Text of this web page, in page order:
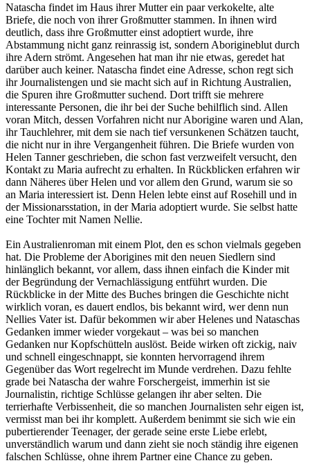
Natascha findet im Haus ihrer Mutter ein paar verkokelte, alte
Briefe, die noch von ihrer Großmutter stammen. In ihnen wird
deutlich, dass ihre Großmutter einst adoptiert wurde, ihre
Abstammung nicht ganz reinrassig ist, sondern Aborigineblut durch
ihre Adern strömt. Angesehen hat man ihr nie etwas, geredet hat
darüber auch keiner. Natascha findet eine Adresse, schon regt sich
ihr Journalistengen und sie macht sich auf in Richtung Australien,
die Spuren ihre Großmutter suchend. Dort trifft sie mehrere
interessante Personen, die ihr bei der Suche behilflich sind. Allen
voran Mitch, dessen Vorfahren nicht nur Aborigine waren und Alan,
ihr Tauchlehrer, mit dem sie nach tief versunkenen Schätzen taucht,
die nicht nur in ihre Vergangenheit führen. Die Briefe wurden von
Helen Tanner geschrieben, die schon fast verzweifelt versucht, den
Kontakt zu Maria aufrecht zu erhalten. In Rückblicken erfahren wir
dann Näheres über Helen und vor allem den Grund, warum sie so
an Maria interessiert ist. Denn Helen lebte einst auf Rosehill und in
der Missionarsstation, in der Maria adoptiert wurde. Sie selbst hatte
eine Tochter mit Namen Nellie.
Ein Australienroman mit einem Plot, den es schon vielmals gegeben
hat. Die Probleme der Aborigines mit den neuen Siedlern sind
hinlänglich bekannt, vor allem, dass ihnen einfach die Kinder mit
der Begründung der Vernachlässigung entführt wurden. Die
Rückblicke in der Mitte des Buches bringen die Geschichte nicht
wirklich voran, es dauert endlos, bis bekannt wird, wer denn nun
Nellies Vater ist. Dafür bekommen wir aber Helenes und Nataschas
Gedanken immer wieder vorgekaut – was bei so manchen
Gedanken nur Kopfschütteln auslöst. Beide wirken oft zickig, naiv
und schnell eingeschnappt, sie konnten hervorragend ihrem
Gegenüber das Wort regelrecht im Munde verdrehen. Dazu fehlte
grade bei Natascha der wahre Forschergeist, immerhin ist sie
Journalistin, richtige Schlüsse gelangen ihr aber selten. Die
terrierhafte Verbissenheit, die so manchen Journalisten sehr eigen ist,
vermisst man bei ihr komplett. Außerdem benimmt sie sich wie ein
pubertierender Teenager, der gerade seine erste Liebe erlebt,
unverständlich warum und dann zieht sie noch ständig ihre eigenen
falschen Schlüsse, ohne ihrem Partner eine Chance zu geben.